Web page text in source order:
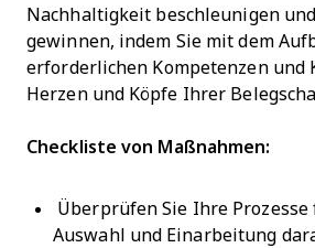
Nachhaltigkeit beschleunigen
gewinnen, indem Sie mit dem
erforderlichen Kompetenzen und
Herzen und Köpfe Ihrer
Checkliste von Maßnahmen:
Überprüfen Sie Ihre
Auswahl und Einarbeitung